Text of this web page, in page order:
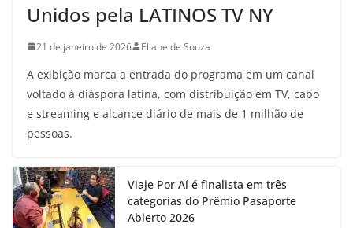
Unidos pela LATINOS TV NY
21 de janeiro de 2026 Eliane de Souza
A exibição marca a entrada do programa em um canal
voltado à diáspora latina, com distribuição em TV, cabo
e streaming e alcance diário de mais de 1 milhão de
pessoas.
Viaje Por Aí é finalista em três
categorias do Prêmio Pasaporte
Abierto 2026